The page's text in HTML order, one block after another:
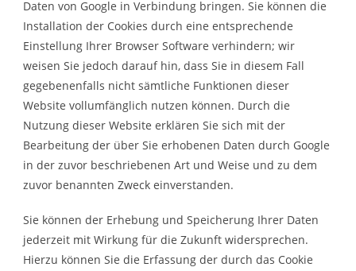
Daten von Google in Verbindung bringen. Sie können die
Installation der Cookies durch eine entsprechende
Einstellung Ihrer Browser Software verhindern; wir
weisen Sie jedoch darauf hin, dass Sie in diesem Fall
gegebenenfalls nicht sämtliche Funktionen dieser
Website vollumfänglich nutzen können. Durch die
Nutzung dieser Website erklären Sie sich mit der
Bearbeitung der über Sie erhobenen Daten durch Google
in der zuvor beschriebenen Art und Weise und zu dem
zuvor benannten Zweck einverstanden.
Sie können der Erhebung und Speicherung Ihrer Daten
jederzeit mit Wirkung für die Zukunft widersprechen.
Hierzu können Sie die Erfassung der durch das Cookie